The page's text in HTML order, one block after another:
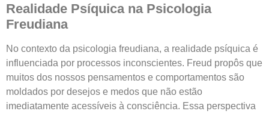
Realidade Psíquica na Psicologia
Freudiana
No contexto da psicologia freudiana, a realidade psíquica é
influenciada por processos inconscientes. Freud propôs que
muitos dos nossos pensamentos e comportamentos são
moldados por desejos e medos que não estão
imediatamente acessíveis à consciência. Essa perspectiva